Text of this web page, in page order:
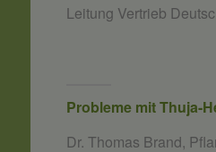
Leitung Vertrieb
Probleme mit Thuja-
Dr. Thomas Brand,